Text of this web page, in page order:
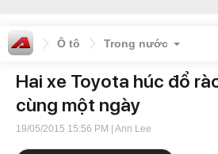
Ô tô Trong nước
Hai xe Toyota húc đổ
cùng một ngày
19/05/2015 15:56 PM | Ann Lee